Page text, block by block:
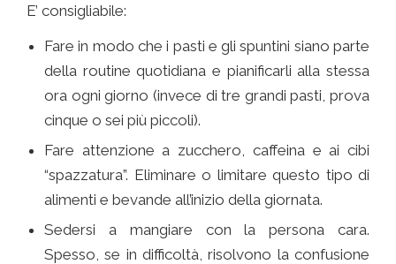
E’ consigliabile:
Fare in modo che i pasti e gli spuntini siano parte
della routine quotidiana e pianificarli alla stessa
ora ogni giorno (invece di tre grandi pasti, prova
cinque o sei più piccoli).
Fare attenzione a zucchero, caffeina e ai cibi
“spazzatura”. Eliminare o limitare questo tipo di
alimenti e bevande all’inizio della giornata.
Sedersi a mangiare con la persona cara.
Spesso, se in difficoltà, risolvono la confusione